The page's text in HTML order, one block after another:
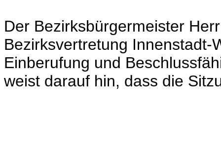
Der Bezirksbürgermeister
Bezirksvertretung Innenstadt-
Einberufung und
weist darauf hin, dass die